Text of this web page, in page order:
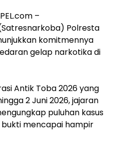
–
Polresta
komitmennya
gelap narkotika di
Antik Toba 2026 yang
2 Juni 2026, jajaran
puluhan kasus
mencapai hampir